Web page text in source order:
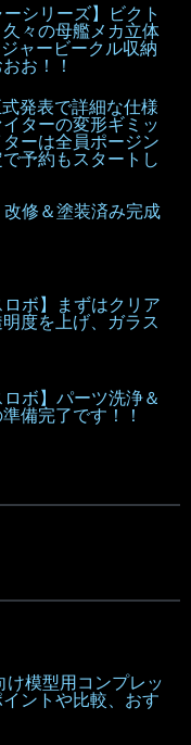
ーシリーズ】ビクト
々の母艦メカ立体
ャービークル収納
お！！
式発表で詳細な仕様
ターの変形ギミッ
ーは全員ポージン
予約もスタートし
改修＆塗装済み完成
ロボ】まずはクリア
度を上げ、ガラス
ロボ】パーツ洗浄＆
備完了です！！
け模型用コンプレッ
ントや比較、おす